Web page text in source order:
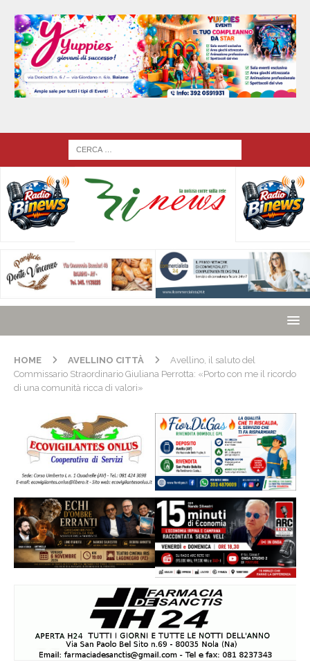
HOME AVELLINO CITTÀ
Avellino, il saluto del
Commissario Straordinario Giuliana Perrotta: «Porto con me il ricordo
di una comunità ricca di valori»